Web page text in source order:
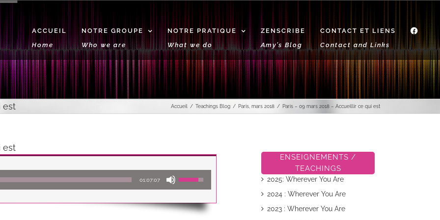
ACCUEIL
Home
NOTRE GROUPE
Who we are
NOTRE PRATIQUE
What we do
ZENSCRIBE
Amy’s Blog
CONTACT ET LIENS
Contact and Links
est Accueil Teachings Blog Paris, mars 2018 Paris – 09 mars 2018 – Accueillir ce qui est
est
audio
01:07:07
les
haut/bas
pour
ENSEIGNEMENTS /
TEACHINGS
2025: Wherever You Are
2024 : Wherever You Are
2023 : Wherever You Are